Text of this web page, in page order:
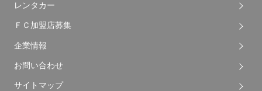
レンタカー
ＦＣ加盟店募集
企業情報
お問い合わせ
サイトマップ